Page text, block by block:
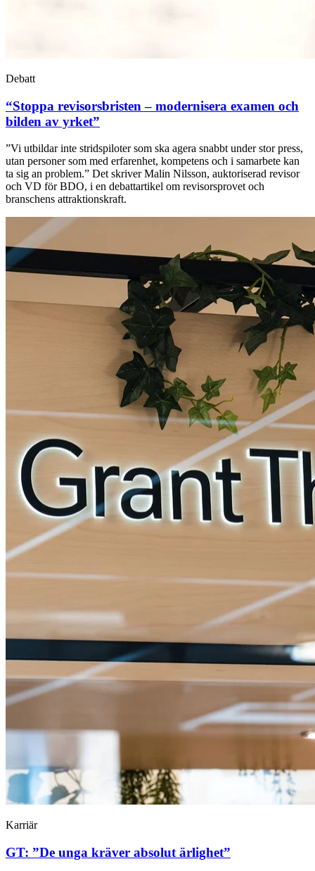
Debatt
“Stoppa revisorsbristen – modernisera examen och
bilden av yrket”
”Vi utbildar inte stridspiloter som ska agera snabbt under stor press,
utan personer som med erfarenhet, kompetens och i samarbete kan
ta sig an problem.” Det skriver Malin Nilsson, auktoriserad revisor
och VD för BDO, i en debattartikel om revisorsprovet och
branschens attraktionskraft.
Karriär
GT: ”De unga kräver absolut ärlighet”